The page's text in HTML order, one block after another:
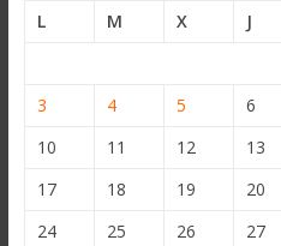
L
M X J
3
4 5 6
10
11 12 13
17
18 19 20
24
25 26 27